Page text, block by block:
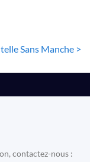
Sans Manche >
contactez-nous :